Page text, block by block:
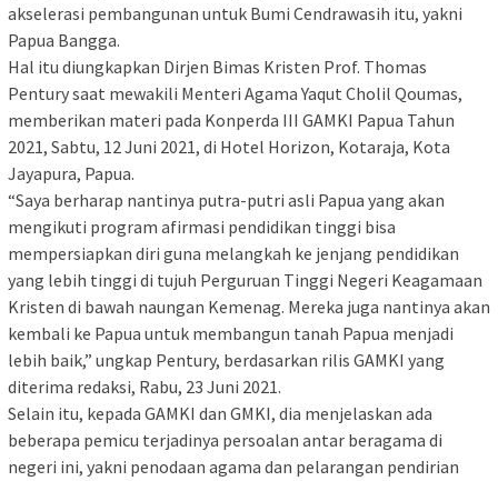
akselerasi pembangunan untuk Bumi Cendrawasih itu, yakni
Papua Bangga.
Hal itu diungkapkan Dirjen Bimas Kristen Prof. Thomas
Pentury saat mewakili Menteri Agama Yaqut Cholil Qoumas,
memberikan materi pada Konperda III GAMKI Papua Tahun
2021, Sabtu, 12 Juni 2021, di Hotel Horizon, Kotaraja, Kota
Jayapura, Papua.
“Saya berharap nantinya putra-putri asli Papua yang akan
mengikuti program afirmasi pendidikan tinggi bisa
mempersiapkan diri guna melangkah ke jenjang pendidikan
yang lebih tinggi di tujuh Perguruan Tinggi Negeri Keagamaan
Kristen di bawah naungan Kemenag. Mereka juga nantinya akan
kembali ke Papua untuk membangun tanah Papua menjadi
lebih baik,” ungkap Pentury, berdasarkan rilis GAMKI yang
diterima redaksi, Rabu, 23 Juni 2021.
Selain itu, kepada GAMKI dan GMKI, dia menjelaskan ada
beberapa pemicu terjadinya persoalan antar beragama di
negeri ini, yakni penodaan agama dan pelarangan pendirian